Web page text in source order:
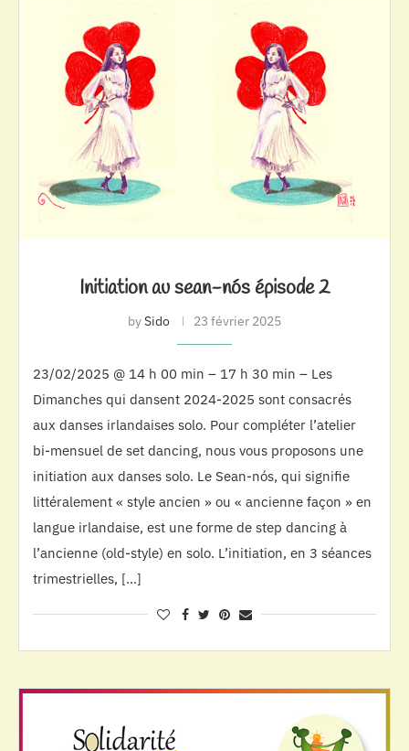
Initiation au sean-nós épisode 2
bySido 23 février 2025
23/02/2025 @ 14 h 00 min – 17 h 30 min – Les
Dimanches qui dansent 2024-2025 sont consacrés
aux danses irlandaises solo. Pour compléter l’atelier
bi-mensuel de set dancing, nous vous proposons une
initiation aux danses solo. Le Sean-nós, qui signifie
littéralement « style ancien » ou « ancienne façon » en
langue irlandaise, est une forme de step dancing à
l’ancienne (old-style) en solo. L’initiation, en 3 séances
trimestrielles, […]